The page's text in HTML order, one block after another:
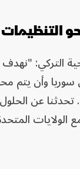
التنظيمات
التركي:
سوريا وأن يتم
تحدثنا عن